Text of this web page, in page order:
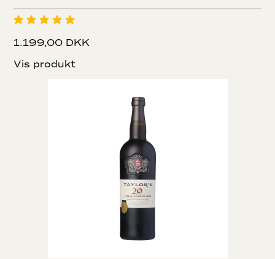
1.199,00 DKK
Vis produkt